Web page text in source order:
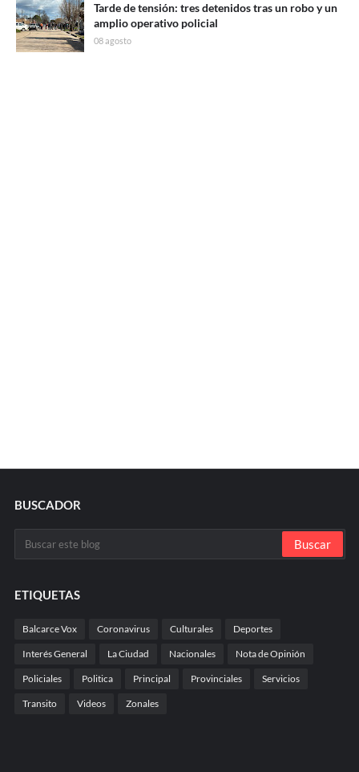
Tarde de tensión: tres detenidos tras un robo y un
amplio operativo policial
08 agosto
BUSCADOR
ETIQUETAS
Balcarce Vox Coronavirus Culturales Deportes
Interés General La Ciudad Nacionales Nota de Opinión
Policiales Politica Principal Provinciales Servicios
Transito Videos Zonales